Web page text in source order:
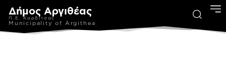
Δήμος Αργιθέας
Π.Ε. Καρδίτσας
Municipality of Argithea